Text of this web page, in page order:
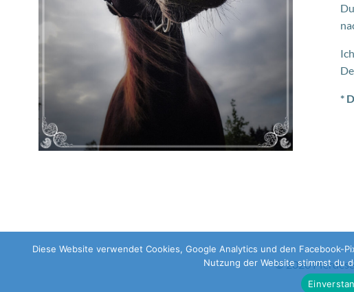
*
© 2026
Diese Website verwendet Cookies, Google Analytics und den
Nutzung der Website stimmst du